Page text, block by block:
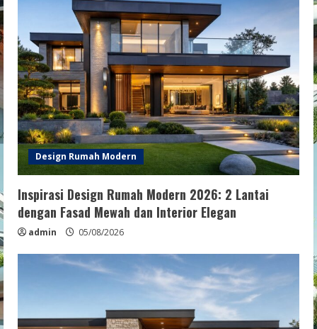
Design Rumah Modern
Inspirasi Design Rumah Modern 2026: 2 Lantai
dengan Fasad Mewah dan Interior Elegan
admin 05/08/2026